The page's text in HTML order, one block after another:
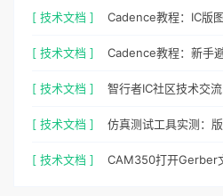
[ 技术文档 ]
[ 技术文档 ] Cadence教程：新手
[ 技术文档 ]
[ 技术文档 ] 仿真测试工具实测：
[ 技术文档 ]